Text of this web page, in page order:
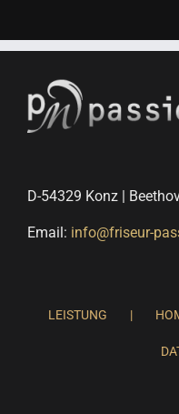
D-54329 Konz |
Email: info@friseur-
LEISTUNG